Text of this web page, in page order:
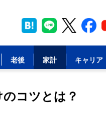
老後 家計 キャリア
のコツとは？